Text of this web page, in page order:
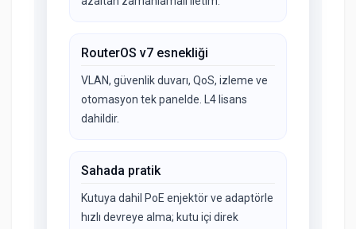
RouterOS v7 esnekliği
VLAN, güvenlik duvarı, QoS, izleme ve
otomasyon tek panelde. L4 lisans
dahildir.
Sahada pratik
Kutuya dahil PoE enjektör ve adaptörle
hızlı devreye alma; kutu içi direk